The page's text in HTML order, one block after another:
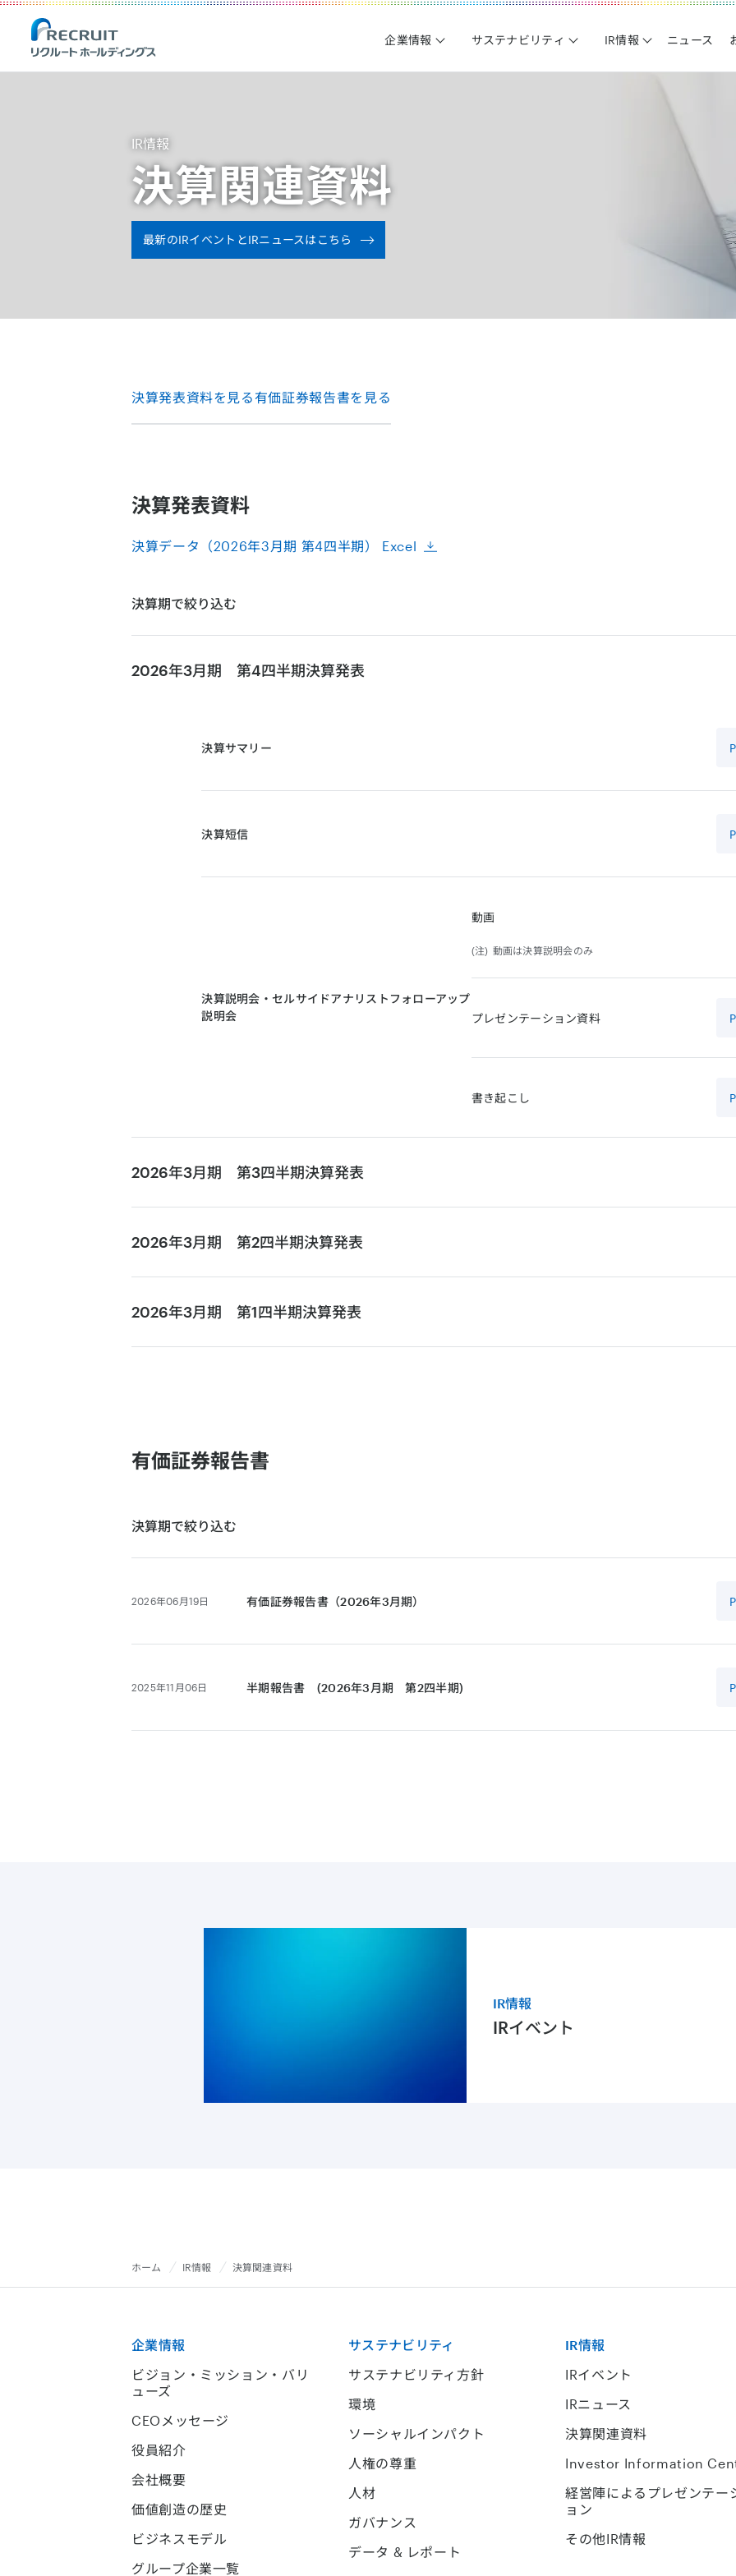
Recruit Holdings
企業情報 サステナビリティ IR情報 ニュース
IR情報
決算関連資料
最新のIRイベントとIRニュースはこちら
決算発表資料を見る有価証券報告書を見る
決算発表資料
決算データ（2026年3月期 第4四半期） Excel
決算期で絞り込む
2026年3月期 第4四半期決算発表
決算サマリー
決算短信
決算説明会・セルサイドアナリストフォローアップ
説明会
動画
動画は決算説明会のみ
プレゼンテーション資料
書き起こし
2026年3月期 第3四半期決算発表
決算短信
2026年3月期 第2四半期決算発表
決算短信
書き起こし
2026年3月期 第1四半期決算発表
有価証券報告書
決算期で絞り込む
2026年06月19日 有価証券報告書（2026年3月期）
2025年11月06日 半期報告書 (2026年3月期 第2四半期)
IR情報
IRイベント
ホーム IR情報 決算関連資料
企業情報
ビジョン・ミッション・バリ
ューズ
CEOメッセージ
役員紹介
会社概要
価値創造の歴史
ビジネスモデル
グループ企業一覧
サステナビリティ
サステナビリティ方針
環境
ソーシャルインパクト
人権の尊重
人材
ガバナンス
データ & レポート
IR情報
IRイベント
IRニュース
決算関連資料
Investor Information
経営陣によるプレゼンテー
ョン
その他IR情報